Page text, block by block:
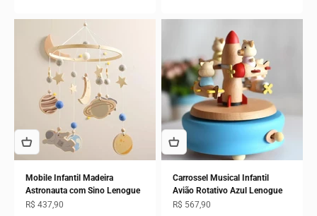
Mobile Infantil Madeira
Astronauta com Sino Lenogue
Preço promocional
R$ 437,90
Carrossel Musical Infantil
Avião Rotativo Azul Lenogue
Preço promocional
R$ 567,90